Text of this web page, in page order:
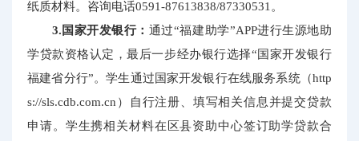
纸质材料。咨询电话0591-87613838/87330531。
3.国家开发银行： 通过“福建助学”APP进行生源地助
学贷款资格认定，最后一步经办银行选择“国家开发银行
福建省分行”。学生通过国家开发银行在线服务系统（http
s://sls.cdb.com.cn）自行注册、填写相关信息并提交贷款
申请。学生携相关材料在区县资助中心签订助学贷款合